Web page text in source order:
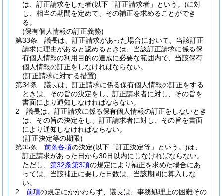
は、訂正請求をした者(以下「訂正請求者」という。)に対
し、相当の期間を定めて、その補正を求めることができ
る。
(保有個人情報の訂正義務)
第33条
議長は、訂正請求があった場合において、当該訂正
請求に理由があると認めるときは、当該訂正請求に係る保
有個人情報の利用目的の達成に必要な範囲内で、当該保有
個人情報の訂正をしなければならない。
(訂正請求に対する措置)
第34条
議長は、訂正請求に係る保有個人情報の訂正をする
ときは、その旨の決定をし、訂正請求者に対し、その旨を
書面により通知しなければならない。
2
議長は、訂正請求に係る保有個人情報の訂正をしないとき
は、その旨の決定をし、訂正請求者に対し、その旨を書面
により通知しなければならない。
(訂正決定等の期限)
第35条
前条各項の決定(以下「訂正決定等」という。)は、
訂正請求があった日から30日以内にしなければならない。
ただし、 第32条第3項の規定により補正を求めた場合にあ
っては、当該補正に要した日数は、当該期間に算入しな
い。
2
前項の規定にかかわらず、議長は、事務処理上の困難その